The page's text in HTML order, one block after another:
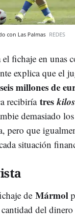
con Las Palmas REDES
el fichaje en unas
explica que el
seis millones de
recibiría treskilos
demasiado
pero que
situación
de Mármol
del